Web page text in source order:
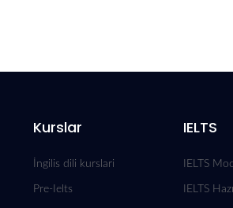
Kurslar
İngilis dili kurslari
Pre-Ielts
IELTS
IELTS
IELTS